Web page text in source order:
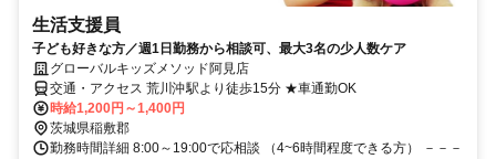
生活支援員
子ども好きな方／週1日勤務から相談可、最大3名の少人数ケア
グローバルキッズメソッド阿見店
交通・アクセス 荒川沖駅より徒歩15分 ★車通勤OK
時給1,200円～1,400円
茨城県稲敷郡
勤務時間詳細 8:00～19:00で応相談 （4~6時間程度できる方） －－－